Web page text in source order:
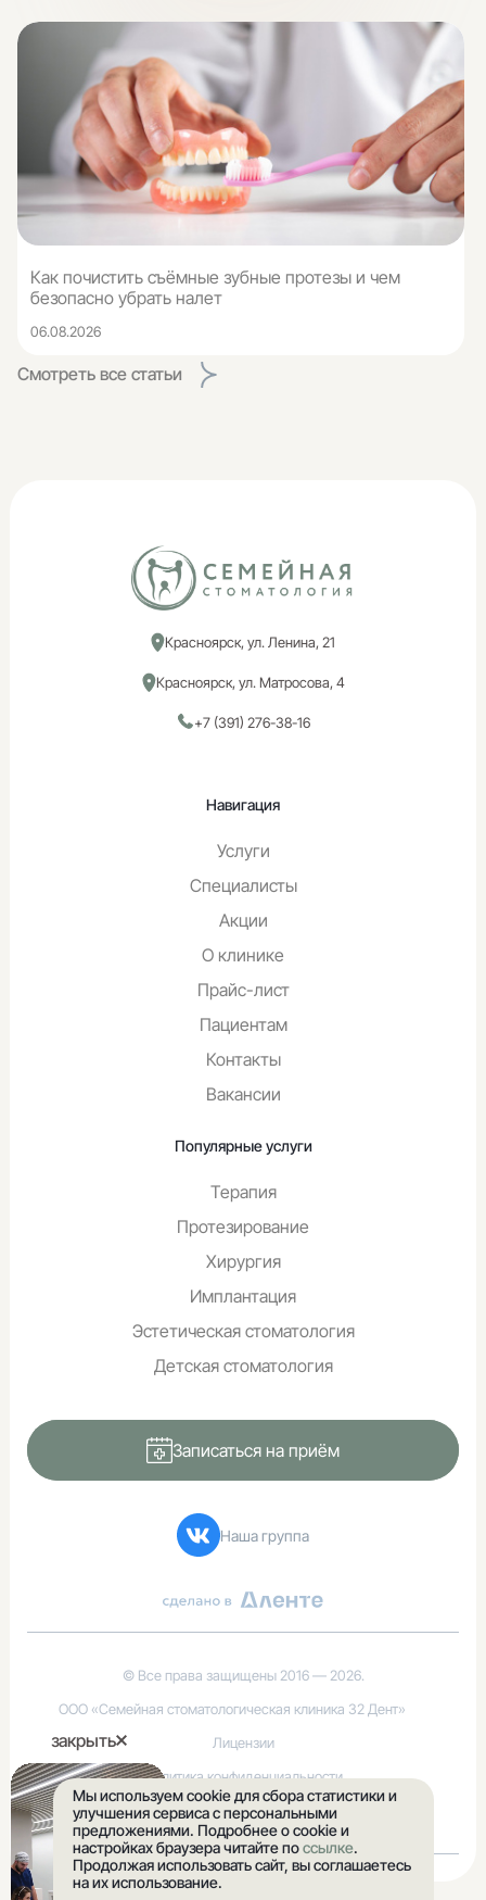
Как почистить съёмные зубные протезы и чем
безопасно убрать налет
06.08.2026
Смотреть все статьи
Красноярск, ул. Ленина, 21
Красноярск, ул. Матросова, 4
+7 (391) 276-38-16
Навигация
Услуги
Специалисты
Акции
О клинике
Прайс-лист
Пациентам
Контакты
Вакансии
Популярные услуги
Терапия
Протезирование
Хирургия
Имплантация
Эстетическая стоматология
Детская стоматология
Записаться на приём
Наша группа
© Все права защищены 2016 — 2026.
ООО «Семейная стоматологическая клиника 32 Дент»
Лицензии
Политика конфиденциальности
Правовая информация
Мы используем cookie для сбора статистики и
улучшения сервиса с персональными
предложениями. Подробнее о cookie и
настройках браузера читайте поссылке.
Продолжая использовать сайт, вы соглашаетесь
на их использование.
Оставьте заявку на налоговый вычет
Пациент является плательщиком
Введите ИНН пациента*
Введите номер амбулаторной карты
За какой год / годы вы хотите получить справку *
Укажите почту, на которую нужно выслать справку*
Введите ваш номер телефона
Нажимая на кнопку, вы соглашаетесь сполитикой обработки
персональных данных
Заказать справку
закрыть